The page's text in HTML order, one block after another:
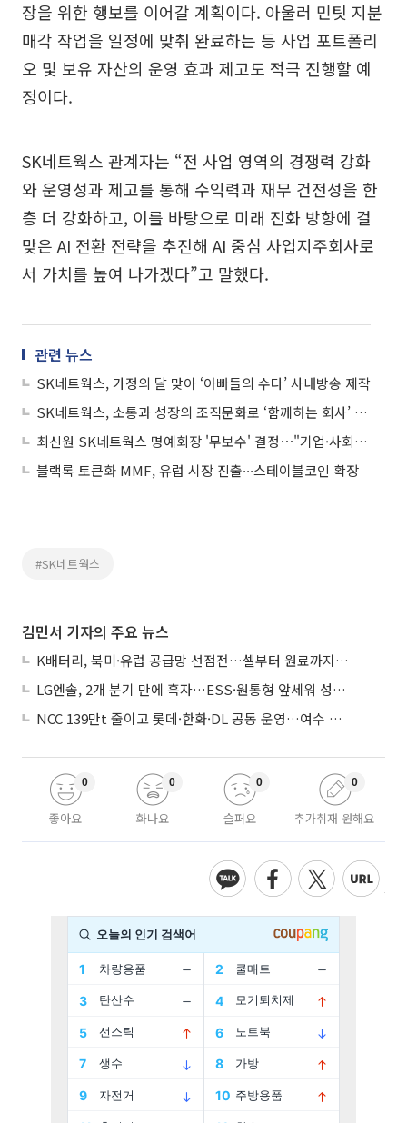
장을 위한 행보를 이어갈 계획이다. 아울러 민팃 지분
매각 작업을 일정에 맞춰 완료하는 등 사업 포트폴리
오 및 보유 자산의 운영 효과 제고도 적극 진행할 예
정이다.
SK네트웍스 관계자는 “전 사업 영역의 경쟁력 강화
와 운영성과 제고를 통해 수익력과 재무 건전성을 한
층 더 강화하고, 이를 바탕으로 미래 진화 방향에 걸
맞은 AI 전환 전략을 추진해 AI 중심 사업지주회사로
서 가치를 높여 나가겠다”고 말했다.
관련 뉴스
SK네트웍스, 가정의 달 맞아 ‘아빠들의 수다’ 사내방송 제작
SK네트웍스, 소통과 성장의 조직문화로 ‘함께하는 회사’ 실현
최신원 SK네트웍스 명예회장 '무보수' 결정⋯"기업·사회 위해 봉사"
블랙록 토큰화 MMF, 유럽 시장 진출∙∙∙스테이블코인 확장
#SK네트웍스
김민서 기자의 주요 뉴스
K배터리, 북미·유럽 공급망 선점전…셀부터 원료까지 현지화
LG엔솔, 2개 분기 만에 흑자…ESS·원통형 앞세워 성장 가속
NCC 139만t 줄이고 롯데·한화·DL 공동 운영…여수 1호 본궤도
좋아요
0
화나요
0
슬퍼요
0
추가취재 원해요
0